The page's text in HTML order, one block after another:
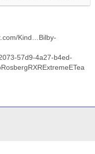
Kind…Bilby-
57d9-4a27-b4ed-